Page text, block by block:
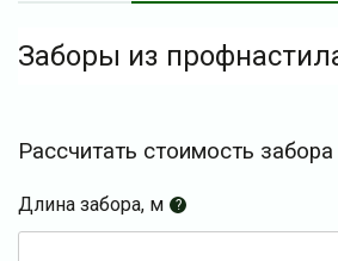
Заборы из
Рассчитать стоимость
Длина забора, м ?